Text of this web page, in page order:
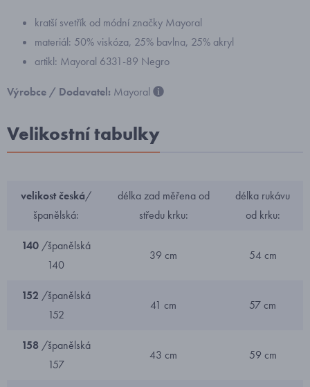
kratší svetřík od módní značky Mayoral
materiál: 50% viskóza, 25% bavlna, 25% akryl
artikl: Mayoral 6331-89 Negro
Výrobce / Dodavatel: Mayoral
Velikostní tabulky
velikost česká/
španělská:
délka zad měřena od
středu krku:
délka rukávu
od krku:
140/španělská
140
39 cm 54 cm
152 /španělská
152
41 cm 57 cm
158 /španělská
157
43 cm 59 cm